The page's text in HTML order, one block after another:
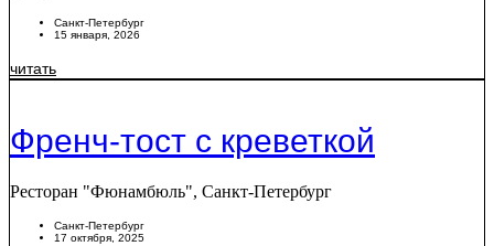
Санкт-Петербург
15 января, 2026
читать
Френч-тост с креветкой
Ресторан "Фюнамбюль", Санкт-Петербург
Санкт-Петербург
17 октября, 2025